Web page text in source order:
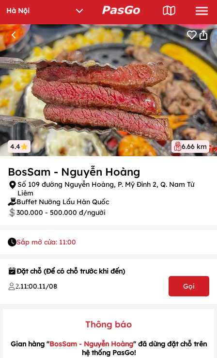
4.4 6.66 km
BosSam - Nguyễn Hoàng
Số 109 đường Nguyễn Hoàng, P. Mỹ Đình 2, Q. Nam Từ
Liêm
Buffet Nướng Lẩu Hàn Quốc
300.000 - 500.000 đ/người
Sắp mở cửa: 11:00
Đặt chỗ (Để có chỗ trước khi đến)
2.11:00.11/08 Gọi
Thông báo
Gian hàng "BosSam - Nguyễn Hoàng" đã dừng đặt chỗ trên
hệ thống PasGo!